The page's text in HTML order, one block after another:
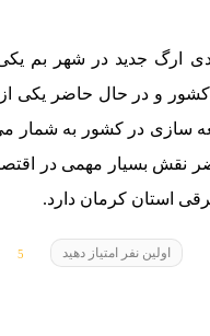
ارگ جدید در شهر بم
کشور و در حال حاضر یکی
سازی در کشور به شمار
نقش بسیار مهمی در
استان کرمان دارد.
اولین نفر امتیاز دهید